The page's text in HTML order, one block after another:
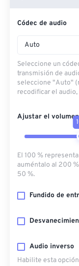
Códec de audio
Auto
Seleccione un
transmisión de
seleccione "Auto"
recodificar el
Ajustar el volumen
El 100 %
auméntalo al 200
50 %.
Fundido de
Audio inverso
Habilite esta